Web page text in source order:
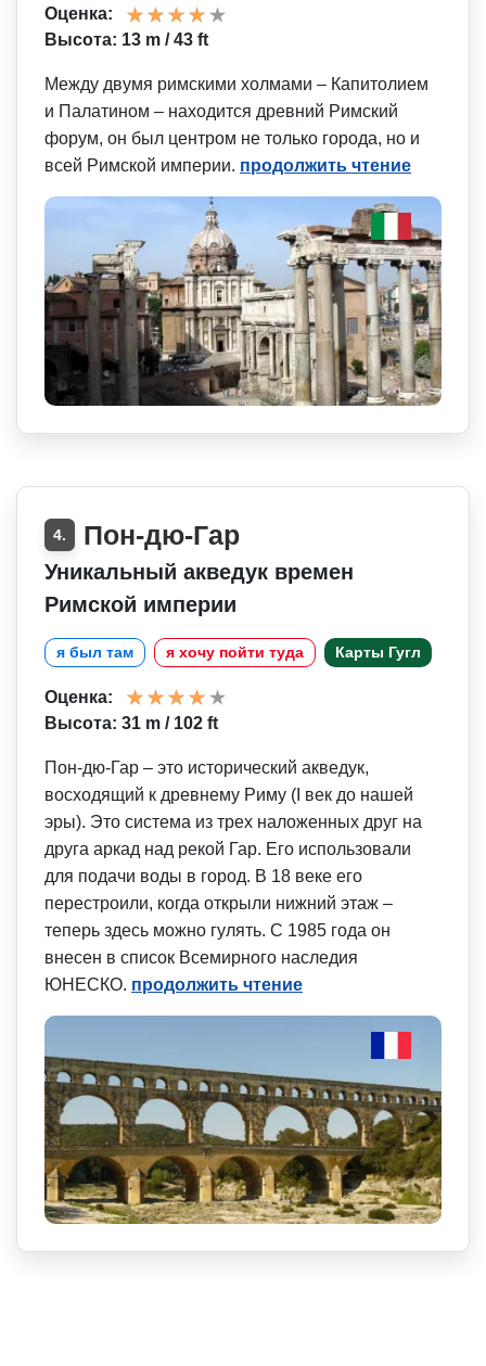
Оценка:
Высота: 13 m / 43 ft
Между двумя римскими холмами – Капитолием
и Палатином – находится древний Римский
форум, он был центром не только города, но и
всей Римской империи. продолжить чтение
4. Пон-дю-Гар
Уникальный акведук времен
Римской империи
я был там я хочу пойти туда Карты Гугл
Оценка:
Высота: 31 m / 102 ft
Пон-дю-Гар – это исторический акведук,
восходящий к древнему Риму (I век до нашей
эры). Это система из трех наложенных друг на
друга аркад над рекой Гар. Его использовали
для подачи воды в город. В 18 веке его
перестроили, когда открыли нижний этаж –
теперь здесь можно гулять. С 1985 года он
внесен в список Всемирного наследия
ЮНЕСКО. продолжить чтение